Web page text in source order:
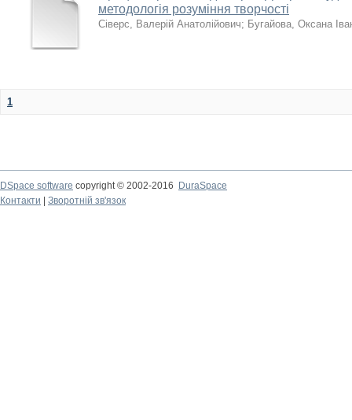
методологія розуміння творчості
Сіверс, Валерій Анатолійович; Бугайова, Оксана
1
DSpace software copyright © 2002-2016
DuraSpace
Контакти
Зворотній зв'язок